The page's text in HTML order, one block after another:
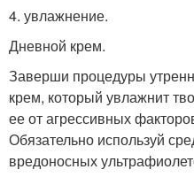
4. увлажнение.
Дневной крем.
Заверши процедуры
крем, который увлажнит
ее от агрессивных
Обязательно используй
вредоносных